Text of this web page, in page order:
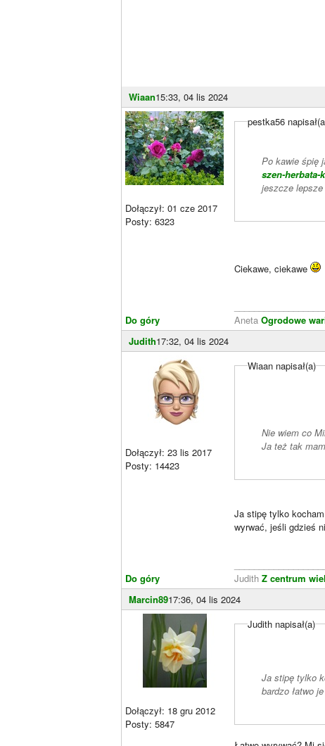
Wiaan15:33, 04 lis 2024
Dołączył: 01 cze 2017
Posty: 6323
Do góry
pestka56
Po kawie śpię
szen-herbata-
jeszcze
Ciekawe, ciekawe
Aneta Ogrodowe
Judith17:32, 04 lis 2024
Dołączył: 23 lis 2017
Posty: 14423
Do góry
Wiaan napisał(a)
Nie wiem co
Ja też tak
Ja stipę tylko kocham
wyrwać, jeśli gdzieś
Judith Z centrum
Marcin8917:36, 04 lis 2024
Dołączył: 18 gru 2012
Posty: 5847
Judith napisał(a)
Ja stipę tylko
bardzo łatwo